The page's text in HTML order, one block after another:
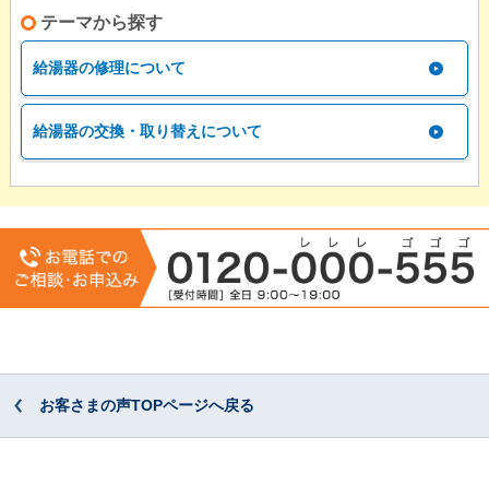
テーマから探す
給湯器の修理について
給湯器の交換・取り替えについて
お客さまの声TOPページへ戻る